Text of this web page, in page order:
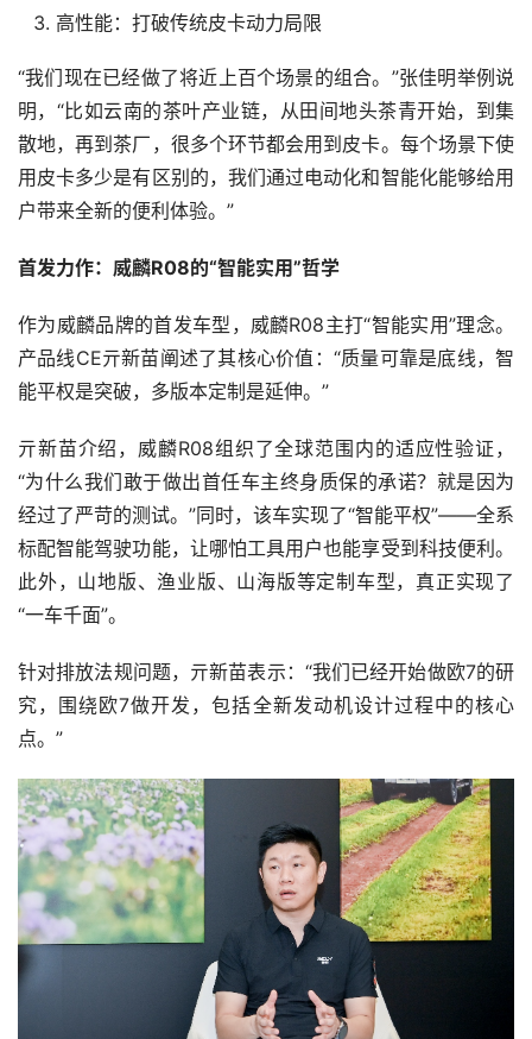
高性能：打破传统皮卡动力局限
“我们现在已经做了将近上百个场景的组合。”张佳明举例说
明，“比如云南的茶叶产业链，从田间地头茶青开始，到集
散地，再到茶厂，很多个环节都会用到皮卡。每个场景下使
用皮卡多少是有区别的，我们通过电动化和智能化能够给用
户带来全新的便利体验。”
首发力作：威麟R08的“智能实用”哲学
作为威麟品牌的首发车型，威麟R08主打“智能实用”理念。
产品线CE亓新苗阐述了其核心价值：“质量可靠是底线，智
能平权是突破，多版本定制是延伸。”
亓新苗介绍，威麟R08组织了全球范围内的适应性验证，
“为什么我们敢于做出首任车主终身质保的承诺？就是因为
经过了严苛的测试。”同时，该车实现了“智能平权”——全系
标配智能驾驶功能，让哪怕工具用户也能享受到科技便利。
此外，山地版、渔业版、山海版等定制车型，真正实现了
“一车千面”。
针对排放法规问题，亓新苗表示：“我们已经开始做欧7的研
究，围绕欧7做开发，包括全新发动机设计过程中的核心
点。”